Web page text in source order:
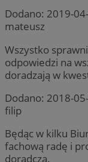
Dodano: 2019-
mateusz
Wszystko
odpowiedzi na
doradzają w
Dodano: 2018-
filip
Będąc w kilku
fachową radę i
doradczą.